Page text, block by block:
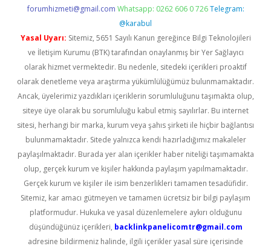
forumhizmeti@gmail.com Whatsapp: 0262 606 0 726 Telegram:
@karabul
Yasal Uyarı: Sitemiz, 5651 Sayılı Kanun gereğince Bilgi Teknolojileri
ve İletişim Kurumu (BTK) tarafından onaylanmış bir Yer Sağlayıcı
olarak hizmet vermektedir. Bu nedenle, sitedeki içerikleri proaktif
olarak denetleme veya araştırma yükümlülüğümüz bulunmamaktadır.
Ancak, üyelerimiz yazdıkları içeriklerin sorumluluğunu taşımakta olup,
siteye üye olarak bu sorumluluğu kabul etmiş sayılırlar. Bu internet
sitesi, herhangi bir marka, kurum veya şahıs şirketi ile hiçbir bağlantısı
bulunmamaktadır. Sitede yalnızca kendi hazırladığımız makaleler
paylaşılmaktadır. Burada yer alan içerikler haber niteliği taşımamakta
olup, gerçek kurum ve kişiler hakkında paylaşım yapılmamaktadır.
Gerçek kurum ve kişiler ile isim benzerlikleri tamamen tesadüfidir.
Sitemiz, kar amacı gütmeyen ve tamamen ücretsiz bir bilgi paylaşım
platformudur. Hukuka ve yasal düzenlemelere aykırı olduğunu
düşündüğünüz içerikleri, backlinkpanelicomtr@gmail.com
adresine bildirmeniz halinde, ilgili içerikler yasal süre içerisinde